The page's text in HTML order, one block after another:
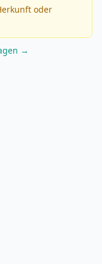
oder
→